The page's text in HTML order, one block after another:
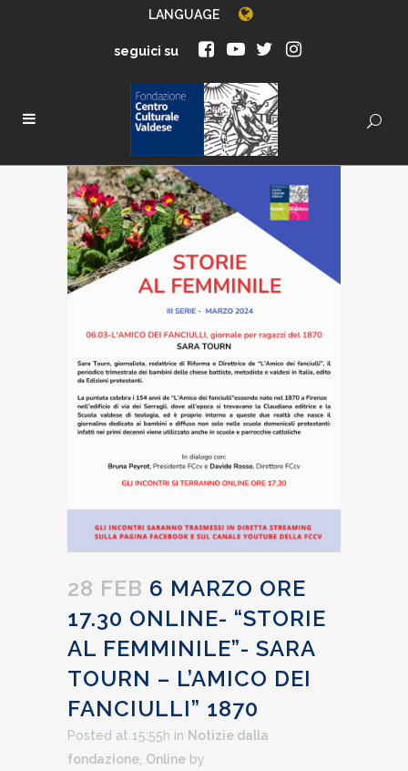
LANGUAGE
seguici su
28 FEB 6 MARZO ORE
17.30 ONLINE- “STORIE
AL FEMMINILE”- SARA
TOURN – L’AMICO DEI
FANCIULLI” 1870
Posted at 15:55h in Notizie dalla
fondazione, Online by